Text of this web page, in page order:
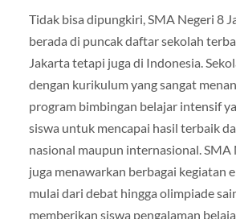
Tidak bisa dipungkiri, SMA Negeri 8
berada di puncak daftar sekolah
Jakarta tetapi juga di Indonesia.
dengan kurikulum yang sangat
program bimbingan belajar intensif
siswa untuk mencapai hasil terbaik
nasional maupun internasional. SMA
juga menawarkan berbagai kegiatan
mulai dari debat hingga olimpiade
memberikan siswa pengalaman